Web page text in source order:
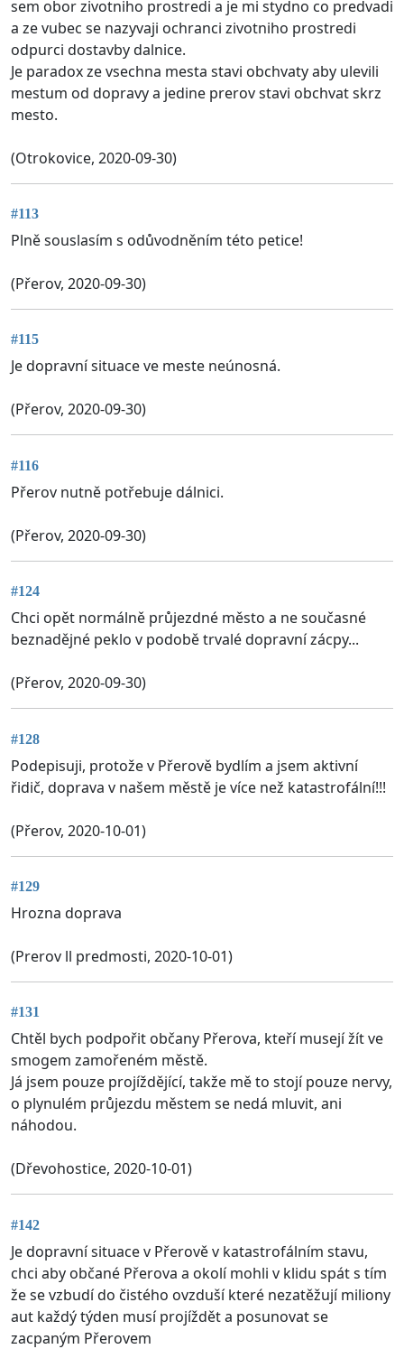
sem obor zivotniho prostredi a je mi stydno co predvadi
a ze vubec se nazyvaji ochranci zivotniho prostredi
odpurci dostavby dalnice.
Je paradox ze vsechna mesta stavi obchvaty aby ulevili
mestum od dopravy a jedine prerov stavi obchvat skrz
mesto.
(Otrokovice, 2020-09-30)
#113
Plně souslasím s odůvodněním této petice!
(Přerov, 2020-09-30)
#115
Je dopravní situace ve meste neúnosná.
(Přerov, 2020-09-30)
#116
Přerov nutně potřebuje dálnici.
(Přerov, 2020-09-30)
#124
Chci opět normálně průjezdné město a ne současné
beznadějné peklo v podobě trvalé dopravní zácpy...
(Přerov, 2020-09-30)
#128
Podepisuji, protože v Přerově bydlím a jsem aktivní
řidič, doprava v našem městě je více než katastrofální!!!
(Přerov, 2020-10-01)
#129
Hrozna doprava
(Prerov ll predmosti, 2020-10-01)
#131
Chtěl bych podpořit občany Přerova, kteří musejí žít ve
smogem zamořeném městě.
Já jsem pouze projíždějící, takže mě to stojí pouze nervy,
o plynulém průjezdu městem se nedá mluvit, ani
náhodou.
(Dřevohostice, 2020-10-01)
#142
Je dopravní situace v Přerově v katastrofálním stavu,
chci aby občané Přerova a okolí mohli v klidu spát s tím
že se vzbudí do čistého ovzduší které nezatěžují miliony
aut každý týden musí projíždět a posunovat se
zacpaným Přerovem